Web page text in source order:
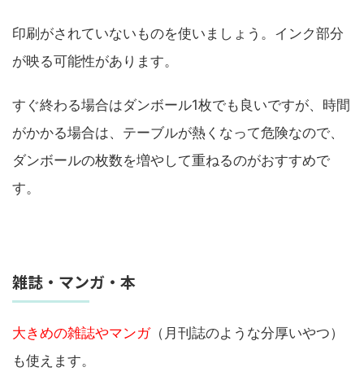
印刷がされていないものを使いましょう。インク部分
が映る可能性があります。
すぐ終わる場合はダンボール1枚でも良いですが、時間
がかかる場合は、テーブルが熱くなって危険なので、
ダンボールの枚数を増やして重ねるのがおすすめで
す。
雑誌・マンガ・本
大きめの雑誌やマンガ（月刊誌のような分厚いやつ）
も使えます。